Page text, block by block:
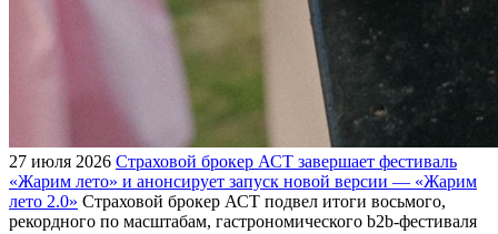
27 июля 2026 Страховой брокер АСТ завершает фестиваль
«Жарим лето» и анонсирует запуск новой версии — «Жарим
лето 2.0» Страховой брокер АСТ подвел итоги восьмого,
рекордного по масштабам, гастрономического b2b-фестиваля